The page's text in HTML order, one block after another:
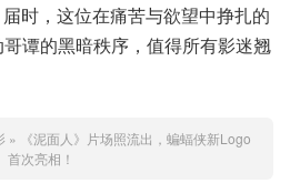
时，这位在痛苦与欲望中挣扎的
哥谭的黑暗秩序，值得所有影迷翘
»
《泥面人》片场照流出，蝙蝠侠新Logo
首次亮相！